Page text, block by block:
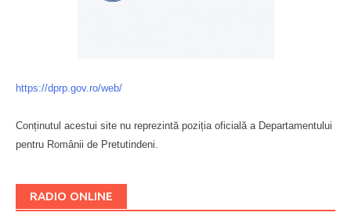
https://dprp.gov.ro/web/
Conținutul acestui site nu reprezintă poziția oficială a Departamentului
pentru Românii de Pretutindeni.
RADIO ONLINE